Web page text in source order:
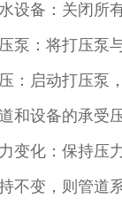
设备：关闭所
泵：将打压泵
：启动打压泵
和设备的承受压
变化：保持压
不变，则管道